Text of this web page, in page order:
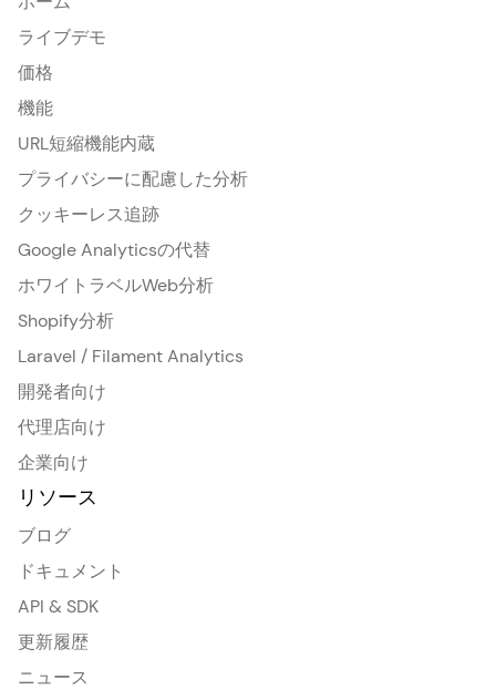
ライブデモ
価格
機能
URL短縮機能内蔵
プライバシーに配慮した分析
クッキーレス追跡
Google Analyticsの代替
ホワイトラベルWeb分析
Shopify分析
Laravel / Filament Analytics
開発者向け
代理店向け
企業向け
リソース
ブログ
ドキュメント
API & SDK
更新履歴
ニュース